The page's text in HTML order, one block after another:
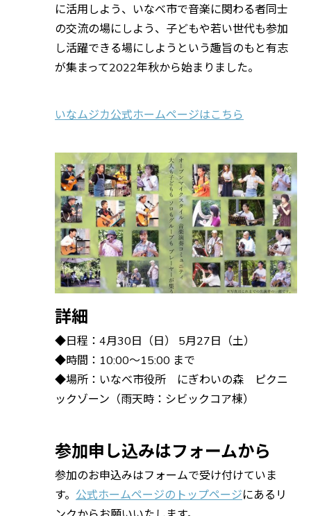
に活用しよう、いなべ市で音楽に関わる者同士
の交流の場にしよう、子どもや若い世代も参加
し活躍できる場にしようという趣旨のもと有志
が集まって2022年秋から始まりました。
いなムジカ公式ホームページはこちら
詳細
◆日程：4月30日（日） 5月27日（土）
◆時間：10:00〜15:00 まで
◆場所：いなべ市役所 にぎわいの森 ピクニ
ックゾーン（雨天時：シビックコア棟）
参加申し込みはフォームから
参加のお申込みはフォームで受け付けていま
す。 公式ホームページのトップページにあるリ